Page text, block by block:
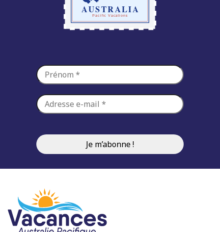
Pacific Vacations
AUSTRALIA